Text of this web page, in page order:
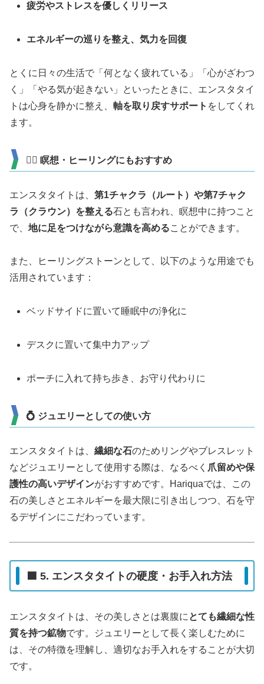
疲労やストレスを優しくリリース
エネルギーの巡りを整え、気力を回復
とくに日々の生活で「何となく疲れている」「心がざわつ
く」「やる気が起きない」といったときに、エンスタタイ
トは心身を静かに整え、 軸を取り戻すサポート をしてくれ
ます。
🧘‍♀️ 瞑想・ヒーリングにもおすすめ
エンスタタイトは、 第1チャクラ（ルート）や第7チャク
ラ（クラウン）を整える石とも言われ、瞑想中に持つこと
で、 地に足をつけながら意識を高めることができます。
また、ヒーリングストーンとして、以下のような用途でも
活用されています：
ベッドサイドに置いて睡眠中の浄化に
デスクに置いて集中力アップ
ポーチに入れて持ち歩き、お守り代わりに
💍 ジュエリーとしての使い方
エンスタタイトは、 繊細な石のためリングやブレスレット
などジュエリーとして使用する際は、なるべく 爪留めや保
護性の高いデザインがおすすめです。Hariquaでは、この
石の美しさとエネルギーを最大限に引き出しつつ、石を守
るデザインにこだわっています。
🟦 5. エンスタタイトの硬度・お手入れ方法
エンスタタイトは、その美しさとは裏腹に とても繊細な性
質を持つ鉱物です。ジュエリーとして長く楽しむために
は、その特徴を理解し、適切なお手入れをすることが大切
です。